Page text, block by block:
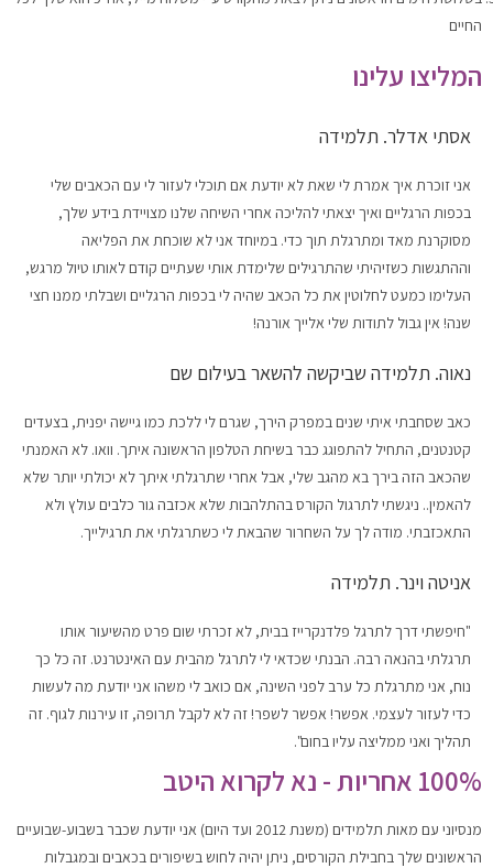
החיים
המליצו עלינו
אסתי אדלר. תלמידה
אני זוכרת איך אמרת לי שאת לא יודעת אם תוכלי לעזור לי עם הכאבים שלי
בכפות הרגליים ואיך יצאתי להליכה אחרי השיחה שלנו מצויידת בידע שלך,
מסוקרנת מאד ומתרגלת תוך כדי. במיוחד אני לא שוכחת את הפליאה
וההתגשות כשזיהיתי שהתרגילים שלימדת אותי שעתיים קודם לאותו טיול מרגש,
העלימו כמעט לחלוטין את כל הכאב שהיה לי בכפות הרגליים ושבלתי ממנו חצי
שנה! אין גבול לתודות שלי אלייך אורנה!
נאוה. תלמידה שביקשה להשאר בעילום שם
כאב שסחבתי איתי שנים במפרק הירך, שגרם לי ללכת כמו גיישה יפנית, בצעדים
קטנטנים, התחיל להתפוגג כבר בשיחת הטלפון הראשונה איתך. וואו. לא האמנתי
שהכאב הזה בירך בא מהגב שלי, אבל אחרי שתרגלתי איתך לא יכולתי יותר שלא
להאמין.. ניגשתי לתרגול הקורס בהתלהבות שלא אכזבה גור כלבים עולץ ולא
התאכזבתי. מודה לך על השחרור שהבאת לי כשתרגלתי את תרגילייך.
אניטה וינר. תלמידה
"חיפשתי דרך לתרגל פלדנקרייז בבית, לא זכרתי שום פרט מהשיעור אותו
תרגלתי בהנאה רבה. הבנתי שכדאי לי לתרגל מהבית עם האינטרנט. זה כל כך
נוח, אני מתרגלת כל ערב לפני השינה, אם כואב לי משהו אני יודעת מה לעשות
כדי לעזור לעצמי. אפשר! אפשר לשפר! זה לא לקבל תרופה, זו עירנות לגוף. זה
תהליך ואני ממליצה עליו בחום".
100% אחריות - נא לקרוא היטב
מנסיוני עם מאות תלמידים (משנת 2012 ועד היום) אני יודעת שכבר בשבוע-שבועיים
הראשונים שלך בחבילת הקורסים, ניתן יהיה לחוש בשיפורים בכאבים ובמגבלות